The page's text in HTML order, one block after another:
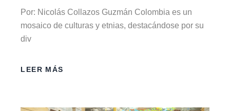
Por: Nicolás Collazos Guzmán Colombia es un
mosaico de culturas y etnias, destacándose por su
div
LEER MÁS